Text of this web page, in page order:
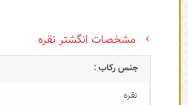
مشخصات انگشتر نقره
جنس رکاب :
نقره